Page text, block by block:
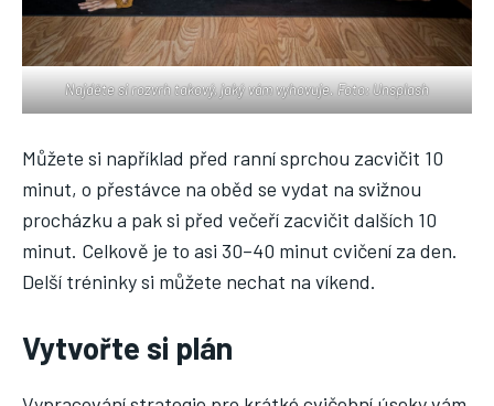
Najděte si rozvrh takový, jaký vám vyhovuje. Foto: Unsplash
Můžete si například před ranní sprchou zacvičit 10
minut, o přestávce na oběd se vydat na svižnou
procházku a pak si před večeří zacvičit dalších 10
minut. Celkově je to asi 30–40 minut cvičení za den.
Delší tréninky si můžete nechat na víkend.
Vytvořte si plán